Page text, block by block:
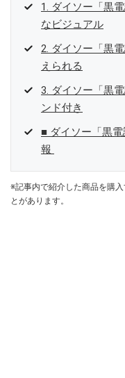
1. ダイソー「黒
なビジュアル
2. ダイソー「黒
えられる
3. ダイソー「黒
ンド付き
■ ダイソー「黒
報
※記事内で紹介した商品を購
とがあります。